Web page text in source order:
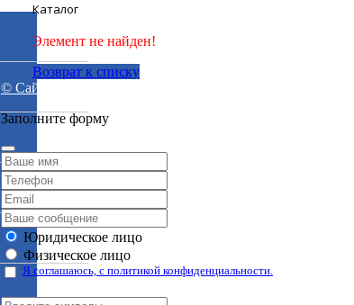
Каталог
Элемент не найден!
Возврат к списку
© Сайт разработан компанией Tyumen-soft.Digital
Заполните форму
Юридическое лицо
Физическое лицо
Я соглашаюсь, с политикой конфиденциальности.